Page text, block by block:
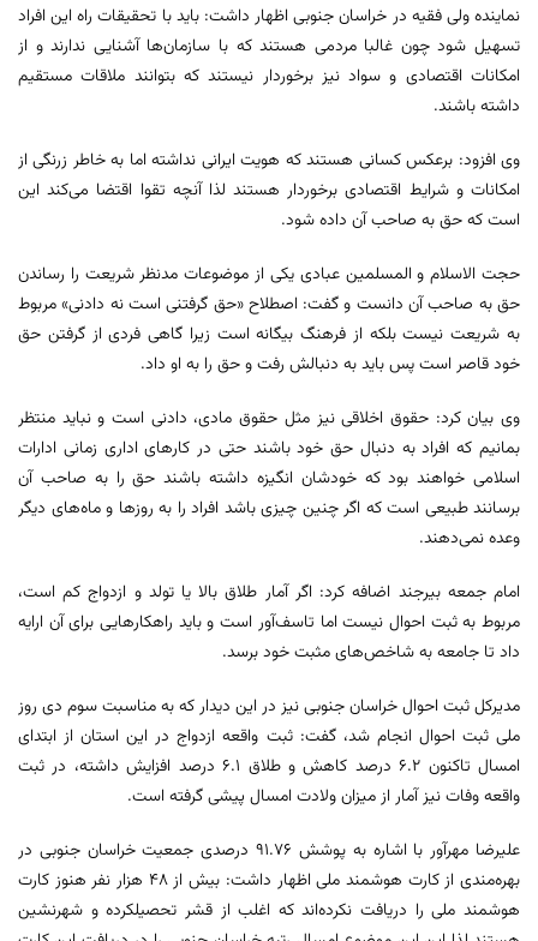
نماینده ولی فقیه در خراسان جنوبی اظهار داشت: باید با تحقیقات راه این افراد
تسهیل شود چون غالبا مردمی هستند که با سازمان‌ها آشنایی ندارند و از
امکانات اقتصادی و سواد نیز برخوردار نیستند که بتوانند ملاقات مستقیم
داشته باشند.
وی افزود: برعکس کسانی هستند که هویت ایرانی نداشته اما به خاطر زرنگی از
امکانات و شرایط اقتصادی برخوردار هستند لذا آنچه تقوا اقتضا می‌کند این
است که حق به صاحب آن داده شود.
حجت الاسلام و المسلمین عبادی یکی از موضوعات مدنظر شریعت را رساندن
حق به صاحب آن دانست و گفت: اصطلاح «حق گرفتنی است نه دادنی» مربوط
به شریعت نیست بلکه از فرهنگ بیگانه است زیرا گاهی فردی از گرفتن حق
خود قاصر است پس باید به دنبالش رفت و حق را به او داد.
وی بیان کرد: حقوق اخلاقی نیز مثل حقوق مادی، دادنی است و نباید منتظر
بمانیم که افراد به دنبال حق خود باشند حتی در کارهای اداری زمانی ادارات
اسلامی خواهند بود که خودشان انگیزه داشته باشند حق را به صاحب آن
برسانند طبیعی است که اگر چنین چیزی باشد افراد را به روزها و ماه‌های دیگر
وعده نمی‌دهند.
امام جمعه بیرجند اضافه کرد: اگر آمار طلاق بالا یا تولد و ازدواج کم است،
مربوط به ثبت احوال نیست اما تاسف‌آور است و باید راهکارهایی برای آن ارایه
داد تا جامعه به شاخص‌های مثبت خود برسد.
مدیرکل ثبت احوال خراسان جنوبی نیز در این دیدار که به مناسبت سوم دی روز
ملی ثبت احوال انجام شد، گفت: ثبت واقعه ازدواج در این استان از ابتدای
امسال تاکنون ۶.۲ درصد کاهش و طلاق ۶.۱ درصد افزایش داشته، در ثبت
واقعه وفات نیز آمار از میزان ولادت امسال پیشی گرفته است.
علیرضا مهرآور با اشاره به پوشش ۹۱.۷۶ درصدی جمعیت خراسان جنوبی در
بهره‌مندی از کارت هوشمند ملی اظهار داشت: بیش از ۴۸ هزار نفر هنوز کارت
هوشمند ملی را دریافت نکرده‌اند که اغلب از قشر تحصیلکرده و شهرنشین